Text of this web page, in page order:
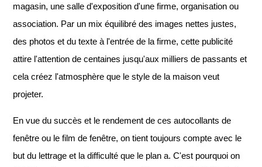
magasin, une salle d'exposition d'une firme, organisation ou
association. Par un mix équilibré des images nettes justes,
des photos et du texte à l'entrée de la firme, cette publicité
attire l'attention de centaines jusqu'aux milliers de passants et
cela créez l'atmosphère que le style de la maison veut
projeter.
En vue du succès et le rendement de ces autocollants de
fenêtre ou le film de fenêtre, on tient toujours compte avec le
but du lettrage et la difficulté que le plan a. C'est pourquoi on